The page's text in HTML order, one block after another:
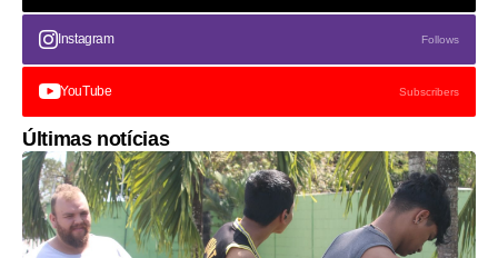
Instagram Follows
YouTube Subscribers
Últimas notícias